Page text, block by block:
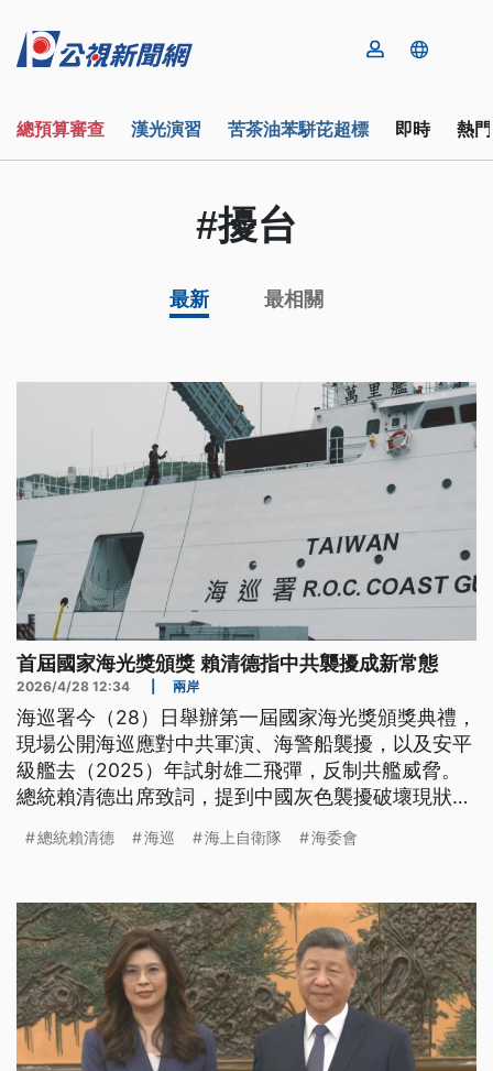
總預算審查 漢光演習 苦茶油苯駢芘超標 即時 熱
#擾台
最新 最相關
首屆國家海光獎頒獎 賴清德指中共襲擾成新常態
2026/4/28 12:34 兩岸
海巡署今（28）日舉辦第一屆國家海光獎頒獎典禮，
現場公開海巡應對中共軍演、海警船襲擾，以及安平
級艦去（2025）年試射雄二飛彈，反制共艦威脅。
總統賴清德出席致詞，提到中國灰色襲擾破壞現狀已
洋2型飛彈驅逐艦，及江開2型護衛艦闖入澎湖西南海
總統賴清德 海巡 海上自衛隊 海委會